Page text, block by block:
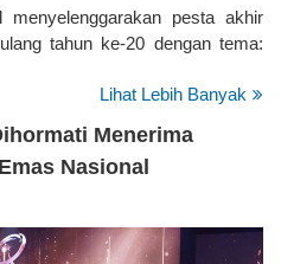
menyelenggarakan pesta akhir
tahun ke-20 dengan tema:
Lihat Lebih Banyak
Menerima
Nasional